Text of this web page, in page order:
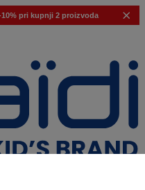
pri kupnji 2 proizvoda